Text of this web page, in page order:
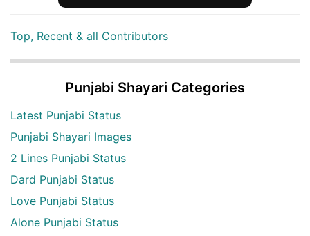
Top, Recent & all Contributors
Punjabi Shayari Categories
Latest Punjabi Status
Punjabi Shayari Images
2 Lines Punjabi Status
Dard Punjabi Status
Love Punjabi Status
Alone Punjabi Status